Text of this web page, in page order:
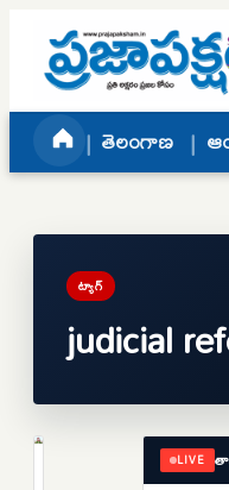
Skip to content
తెలంగాణ
ట్యాగ్
judicial
LIVE